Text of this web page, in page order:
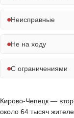
Неисправные
Не на ходу
С ограничениями
Кирово-Чепецк —
около 64 тысяч